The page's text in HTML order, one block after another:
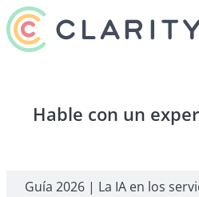
Hable con un
Guía 2026 | La IA en los